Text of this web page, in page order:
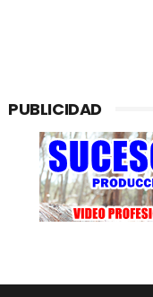
PUBLICIDAD